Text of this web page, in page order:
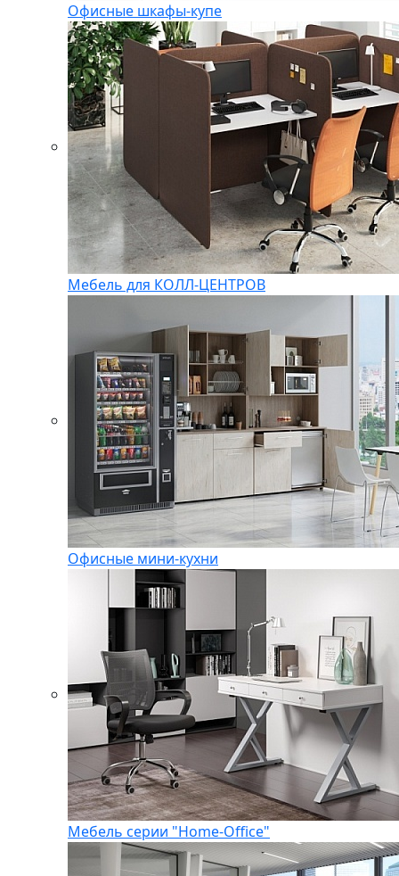
Офисные шкафы-купе
Мебель для КОЛЛ-ЦЕНТРОВ
Офисные мини-кухни
Мебель серии "Home-Office"